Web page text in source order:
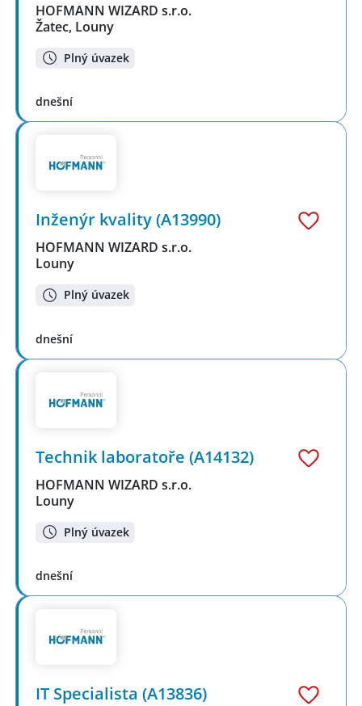
HOFMANN WIZARD s.r.o.
Žatec, Louny
Plný úvazek
dnešní
Inženýr kvality (A13990)
HOFMANN WIZARD s.r.o.
Louny
Plný úvazek
dnešní
Technik laboratoře (A14132)
HOFMANN WIZARD s.r.o.
Louny
Plný úvazek
dnešní
IT Specialista (A13836)